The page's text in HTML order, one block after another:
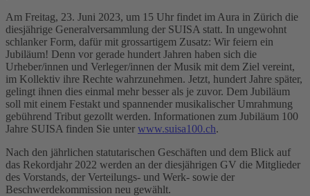
Am Freitag, 23. Juni 2023, um 15 Uhr findet im Aura in Zürich die
diesjährige Generalversammlung der SUISA statt. In ungewohnt
schlanker Form, dafür mit grossartigem Zusatz: Wir feiern ein
Jubiläum! Denn vor gerade hundert Jahren haben sich die
Urheber/innen und Verleger/innen der Musik mit dem Ziel vereint,
im Kollektiv ihre Rechte wahrzunehmen. Jetzt, hundert Jahre später,
gelingt ihnen dies einmal mehr besser als je zuvor. Dem Jubiläum
soll mit einem Festakt und spannender musikalischer Umrahmung
gebührend Tribut gezollt werden. Informationen zum Jubiläum 100
Jahre SUISA finden Sie unter www.suisa100.ch.
Nach den jährlichen statutarischen Geschäften und dem Blick auf
das Rekordjahr 2022 werden an der diesjährigen GV die Mitglieder
des Vorstands, der Verteilungs- und Werk- sowie der
Beschwerdekommission neu gewählt.